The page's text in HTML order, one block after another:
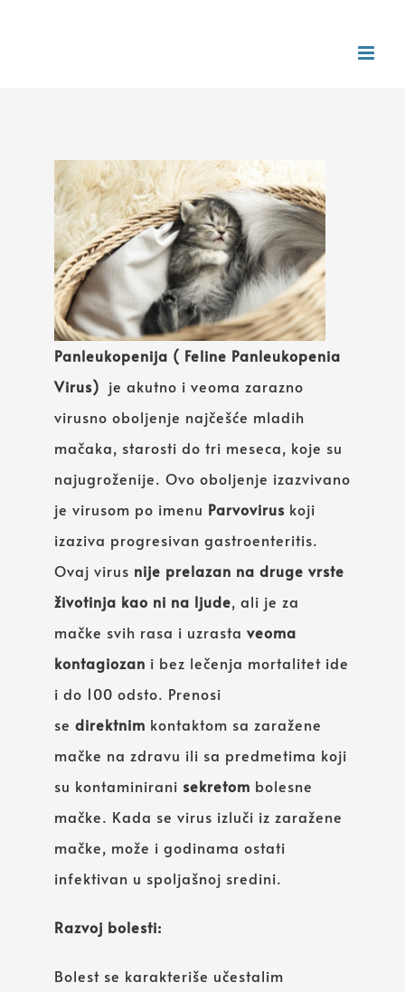
Panleukopenija ( Feline Panleukopenia
Virus) je akutno i veoma zarazno
virusno oboljenje najčešće mladih
mačaka, starosti do tri meseca, koje su
najugroženije. Ovo oboljenje izazvivano
je virusom po imenu Parvovirus koji
izaziva progresivan gastroenteritis.
Ovaj virus nije prelazan na druge vrste
životinja kao ni na ljude, ali je za
mačke svih rasa i uzrasta veoma
kontagiozan i bez lečenja mortalitet ide
i do 100 odsto. Prenosi
se direktnim kontaktom sa zaražene
mačke na zdravu ili sa predmetima koji
su kontaminirani sekretom bolesne
mačke. Kada se virus izluči iz zaražene
mačke, može i godinama ostati
infektivan u spoljašnoj sredini.
Razvoj bolesti:
Bolest se karakteriše učestalim